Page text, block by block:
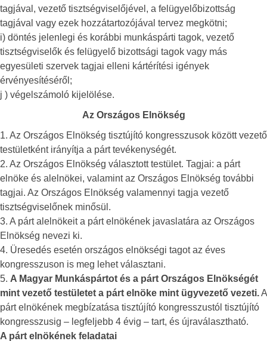
tagjával, vezető tisztségviselőjével, a felügyelőbizottság
tagjával vagy ezek hozzátartozójával tervez megkötni;
i) döntés jelenlegi és korábbi munkáspárti tagok, vezető
tisztségviselők és felügyelő bizottsági tagok vagy más
egyesületi szervek tagjai elleni kártérítési igények
érvényesítéséről;
j ) végelszámoló kijelölése.
Az Országos Elnökség
1. Az Országos Elnökség tisztújító kongresszusok között vezető
testületként irányítja a párt tevékenységét.
2. Az Országos Elnökség választott testület. Tagjai: a párt
elnöke és alelnökei, valamint az Országos Elnökség további
tagjai. Az Országos Elnökség valamennyi tagja vezető
tisztségviselőnek minősül.
3. A párt alelnökeit a párt elnökének javaslatára az Országos
Elnökség nevezi ki.
4. Üresedés esetén országos elnökségi tagot az éves
kongresszuson is meg lehet választani.
5. A Magyar Munkáspártot és a párt Országos Elnökségét
mint vezető testületet a párt elnöke mint ügyvezető vezeti.A
párt elnökének megbízatása tisztújító kongresszustól tisztújító
kongresszusig – legfeljebb 4 évig – tart, és újraválasztható.
A párt elnökének feladatai